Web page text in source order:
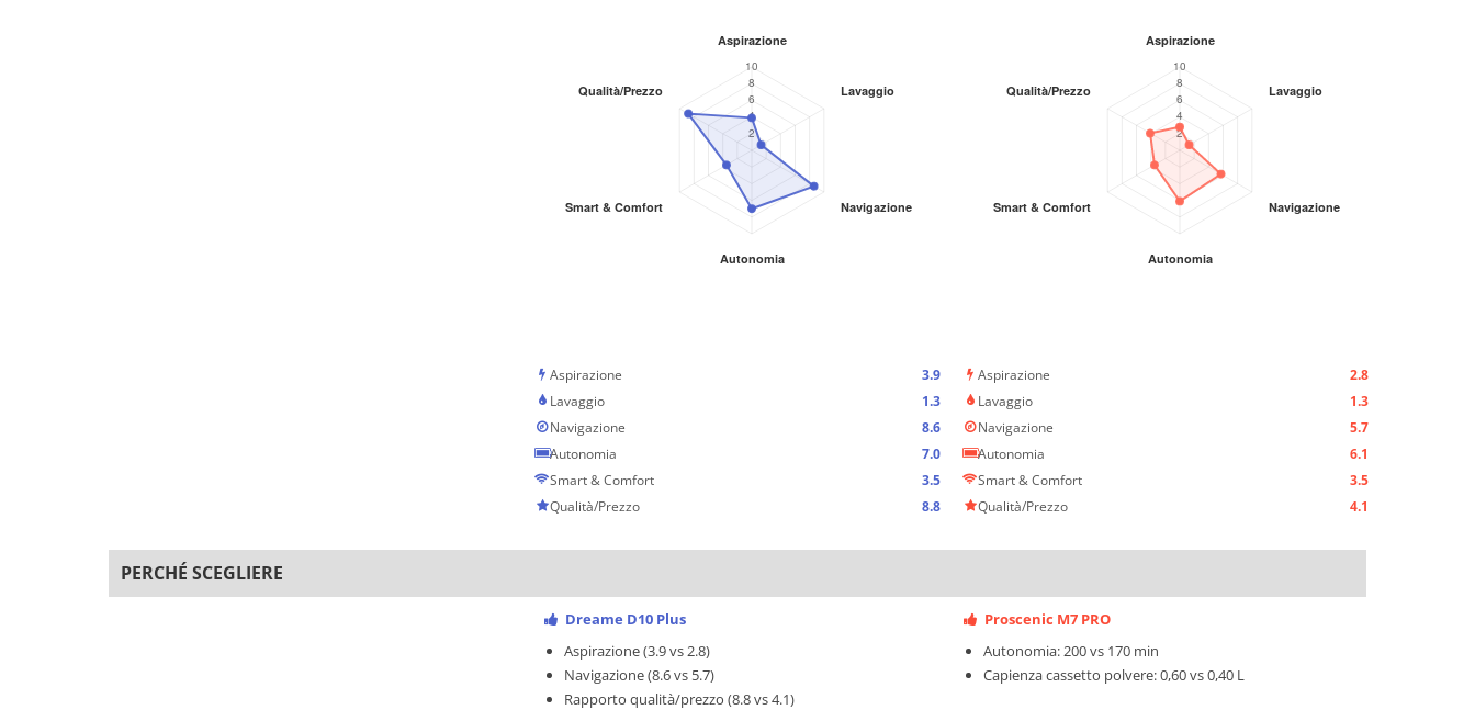
Aspirazione
3.9
Lavaggio
1.3
Navigazione
8.6
Autonomia
7.0
Smart & Comfort
3.5
Qualità/Prezzo
8.8
Aspirazione
2.8
Lavaggio
1.3
Navigazione
5.7
Autonomia
6.1
Smart & Comfort
3.5
Qualità/Prezzo
4.1
PERCHÉ SCEGLIERE
Dreame D10 Plus
Aspirazione (3.9 vs 2.8)
Navigazione (8.6 vs 5.7)
Rapporto qualità/prezzo (8.8 vs 4.1)
Proscenic M7 PRO
Autonomia: 200 vs 170 min
Capienza cassetto polvere: 0,60 vs 0,40 L